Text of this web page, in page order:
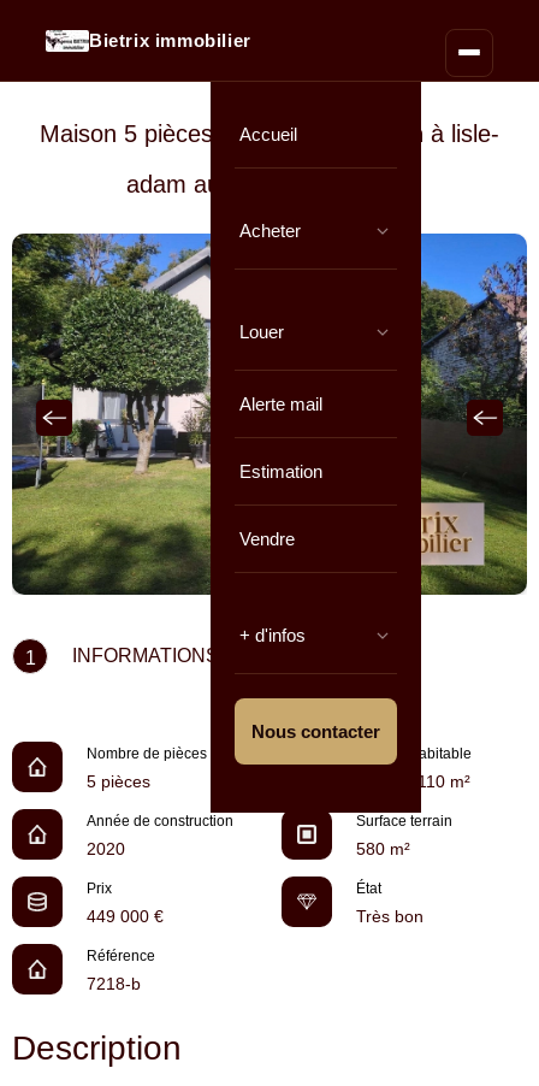
Bietrix immobilier
Accueil
Acheter
Louer
Alerte mail
Estimation
Vendre
+ d'infos
Nous contacter
Maison 5 pièces de110 m² environ à lisle-
adam au prix de
1 INFORMATIONS CLÉS
Nombre de pièces
5 pièces
Surface habitable
environ 110 m²
Année de construction
2020
Surface terrain
580 m²
Prix
449 000 €
État
Très bon
Référence
7218-b
Description